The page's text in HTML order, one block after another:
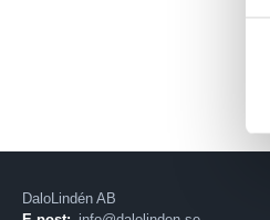
DaloLindén AB